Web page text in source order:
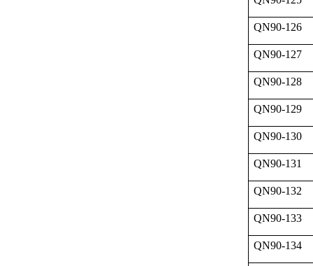
QN90-126
QN90-127
QN90-128
QN90-129
QN90-130
QN90-131
QN90-132
QN90-133
QN90-134